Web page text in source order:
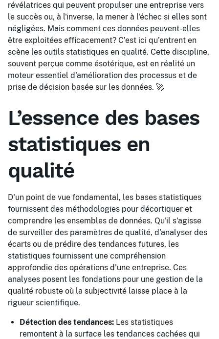
révélatrices qui peuvent propulser une entreprise vers
le succès ou, à l'inverse, la mener à l'échec si elles sont
négligées. Mais comment ces données peuvent-elles
être exploitées efficacement? C’est ici qu’entrent en
scène les outils statistiques en qualité. Cette discipline,
souvent perçue comme ésotérique, est en réalité un
moteur essentiel d'amélioration des processus et de
prise de décision basée sur les données. 🚀
L’essence des bases
statistiques en
qualité
D'un point de vue fondamental, les bases statistiques
fournissent des méthodologies pour décortiquer et
comprendre les ensembles de données. Qu'il s'agisse
de surveiller des paramètres de qualité, d'analyser des
écarts ou de prédire des tendances futures, les
statistiques fournissent une compréhension
approfondie des opérations d'une entreprise. Ces
analyses posent les fondations pour une gestion de la
qualité robuste où la subjectivité laisse place à la
rigueur scientifique.
Détection des tendances: Les statistiques
remontent à la surface les tendances cachées qui